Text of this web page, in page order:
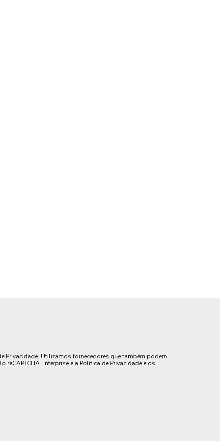
Privacidade. Utilizamos fornecedores que também podem
Enterprise e a Política de Privacidade e os